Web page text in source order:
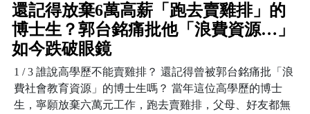
還記得放棄6萬高薪「跑去賣雞排」的
博士生？郭台銘痛批他「浪費資源…」
如今跌破眼鏡
1 / 3 誰說高學歷不能賣雞排？ 還記得曾被郭台銘痛批「浪
費社會教育資源」的博士生嗎？ 當年這位高學歷的博士
生，寧願放棄六萬元工作，跑去賣雞排，父母、好友都無